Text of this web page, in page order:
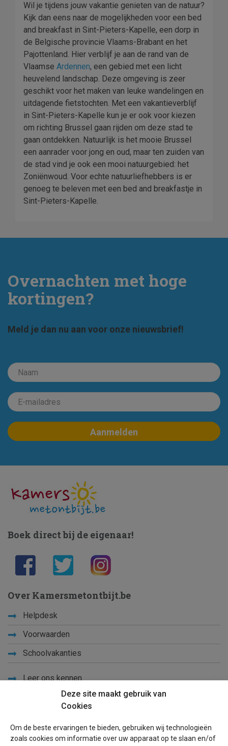
Wil je tijdens jouw vakantie genieten van de natuur?
Kijk dan eens naar de mogelijkheden voor een bed
and breakfast in Sint-Pieters-Kapelle, een dorp in
de Belgische provincie Vlaams-Brabant en het
Pajottenland. Hier verblijf je aan de rand van de
Vlaamse Ardennen, een gebied met een licht
heuvelend landschap. Deze omgeving is zeer
geschikt voor het maken van leuke wandelingen en
uitdagende fietstochten. Met een vakantieverblijf
in Sint-Pieters-Kapelle kun je er ook voor kiezen
om richting Brussel gaan rijden om deze stad te
gaan ontdekken. Natuurlijk is het mooie Brussel
een aanrader voor jong en oud, maar ten zuiden van
de stad vind je ook een mooi natuurgebied: het
Zoniënwoud. Voor echte natuurliefhebbers is er
genoeg te beleven met een bed and breakfastje in
Sint-Pieters-Kapelle.
Overnachten met hoge
kortingen?
Meld je dan nu aan voor onze nieuwsbrief!
Deze site maakt gebruik van
Cookies
Om de beste ervaringen te bieden, gebruiken wij technologieën
zoals cookies om informatie over uw apparaat op te slaan en/of
Boek direct bij de eigenaar!
Over Kamersmetontbijt.be
Helpdesk
Voorwaarden
Schoolvakanties
Leer ons kennen
Sitemap